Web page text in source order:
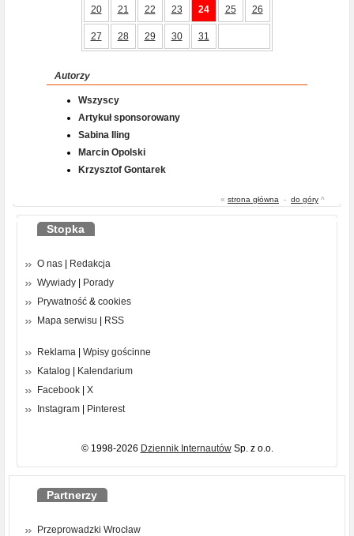
20 21 22 23 24 25 26
27 28 29 30 31
Autorzy
Wszyscy
Artykuł sponsorowany
Sabina Iling
Marcin Opolski
Krzysztof Gontarek
« strona główna - do góry ^
Stopka
O nas
Redakcja
Wywiady
Porady
Prywatność & cookies
Mapa serwisu
RSS
Reklama
Wpisy gościnne
Katalog
Kalendarium
Facebook
X
Instagram
Pinterest
© 1998-2026 Dziennik InternautówSp. z o.o.
Partnerzy
Przeprowadzki Wrocław